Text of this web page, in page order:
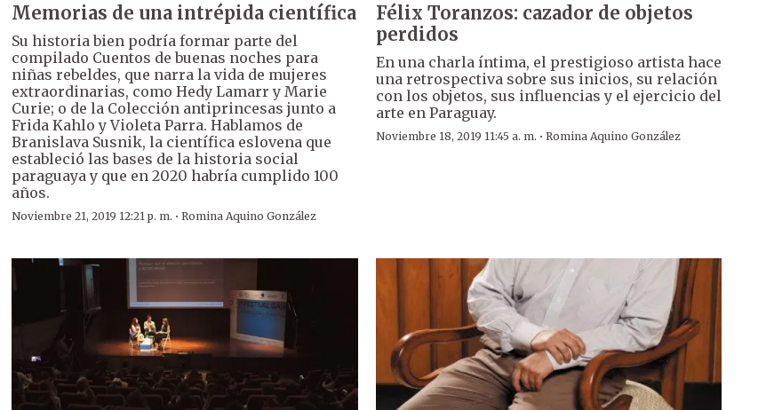
Memorias de una intrépida científica
Su historia bien podría formar parte del
compilado Cuentos de buenas noches para
niñas rebeldes, que narra la vida de mujeres
extraordinarias, como Hedy Lamarr y Marie
Curie; o de la Colección antiprincesas junto a
Frida Kahlo y Violeta Parra. Hablamos de
Branislava Susnik, la científica eslovena que
estableció las bases de la historia social
paraguaya y que en 2020 habría cumplido 100
años.
Noviembre 21, 2019 12:21 p. m. ·Romina Aquino González
Félix Toranzos: cazador de objetos
perdidos
En una charla íntima, el prestigioso artista hace
una retrospectiva sobre sus inicios, su relación
con los objetos, sus influencias y el ejercicio del
arte en Paraguay.
Noviembre 18, 2019 11:45 a. m. · Romina Aquino González